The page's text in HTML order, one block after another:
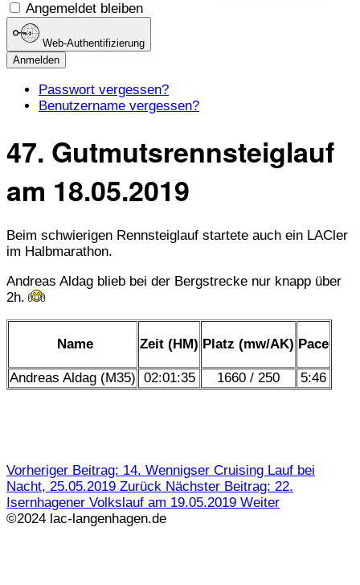
Angemeldet bleiben
Web-Authentifizierung
Anmelden
Passwort vergessen?
Benutzername vergessen?
47. Gutmutsrennsteiglauf
am 18.05.2019
Beim schwierigen Rennsteiglauf startete auch ein LACler
im Halbmarathon.
Andreas Aldag blieb bei der Bergstrecke nur knapp über
2h.
Name Zeit (HM) Platz (mw/AK) Pace
Andreas Aldag (M35) 02:01:35 1660 / 250 5:46
Vorheriger Beitrag: 14. Wennigser Cruising Lauf bei
Nacht, 25.05.2019 Zurück Nächster Beitrag: 22.
Isernhagener Volkslauf am 19.05.2019 Weiter
©2024 lac-langenhagen.de